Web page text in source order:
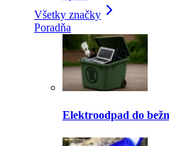
Všetky značky
Poradňa
Elektroodpad do